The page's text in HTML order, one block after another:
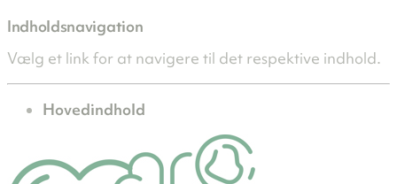
Indholdsnavigation
Vælg et link for at navigere til det respektive indhold.
gå til
Hovedindhold